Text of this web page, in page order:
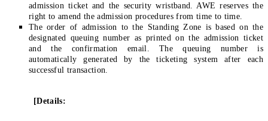
admission ticket and the security wristband. AWE reserves the
right to amend the admission procedures from time to time.
The order of admission to the Standing Zone is based on the
designated queuing number as printed on the admission ticket
and the confirmation email. The queuing number is
automatically generated by the ticketing system after each
successful transaction.
[Details: